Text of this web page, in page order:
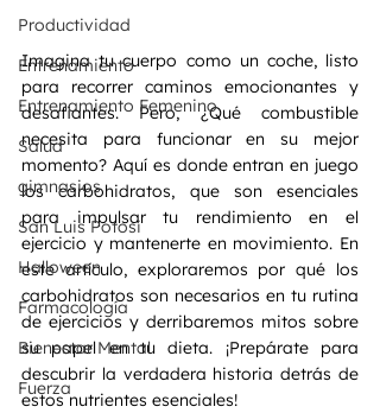
Productividad
Entrenamiento
Entrenamiento Femenino
Salud
gimnasios
San Luis Potosi
Halloween
Farmacología
Bienestar Mental
Fuerza
Imagina tu cuerpo como un coche, listo
para recorrer caminos emocionantes y
desafiantes. Pero, ¿Qué combustible
necesita para funcionar en su mejor
momento? Aquí es donde entran en juego
los carbohidratos, que son esenciales
para impulsar tu rendimiento en el
ejercicio y mantenerte en movimiento. En
este artículo, exploraremos por qué los
carbohidratos son necesarios en tu rutina
de ejercicios y derribaremos mitos sobre
su papel en tu dieta. ¡Prepárate para
descubrir la verdadera historia detrás de
estos nutrientes esenciales!